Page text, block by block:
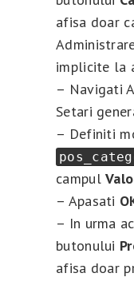
afisa doar
implicite la
– Navigati
Setari
– Definiti
campul
– Apasati
– In urma
butonului
afisa doar